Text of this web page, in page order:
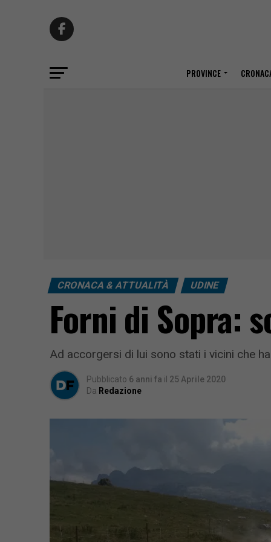
PROVINCE
CRONACA & ATTUALITÀ UDINE
Forni di Sopra:
Ad accorgersi di lui sono stati i vicini che
Pubblicato 6 anni fa il 25 Aprile 2020
Da Redazione